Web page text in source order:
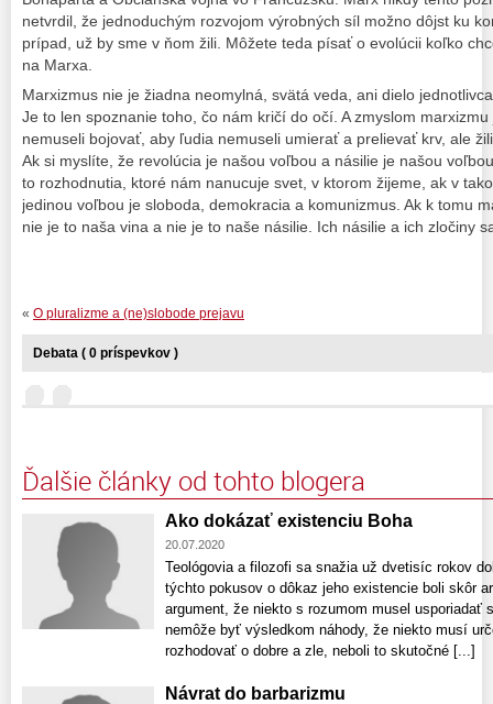
netvrdil, že jednoduchým rozvojom výrobných síl možno dôjst ku
prípad, už by sme v ňom žili. Môžete teda písať o evolúcii koľko
na Marxa.
Marxizmus nie je žiadna neomylná, svätá veda, ani dielo
Je to len spoznanie toho, čo nám kričí do očí. A zmyslom
nemuseli bojovať, aby ľudia nemuseli umierať a prelievať krv, ale
Ak si myslíte, že revolúcia je našou voľbou a násilie je našou
to rozhodnutia, ktoré nám nanucuje svet, v ktorom žijeme, ak v
jedinou voľbou je sloboda, demokracia a komunizmus. Ak k tomu
nie je to naša vina a nie je to naše násilie. Ich násilie a ich zločiny
« O pluralizme a (ne)slobode prejavu
Debata ( 0 príspevkov )
Ďalšie články od tohto blogera
Ako dokázať existenciu Boha
20.07.2020
Teológovia a filozofi sa snažia už dvetisíc rokov
týchto pokusov o dôkaz jeho existencie boli skôr
argument, že niekto s rozumom musel usporiadať
nemôže byť výsledkom náhody, že niekto musí
rozhodovať o dobre a zle, neboli to skutočné [...]
Návrat do barbarizmu